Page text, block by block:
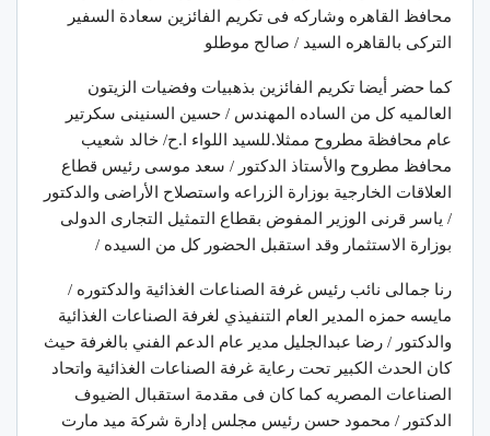
محافظ القاهره وشاركه فى تكريم الفائزين سعادة السفير
التركى بالقاهره السيد / صالح موطلو
كما حضر أيضا تكريم الفائزين بذهبيات وفضيات الزيتون
العالميه كل من الساده المهندس / حسين السنينى سكرتير
عام محافظة مطروح ممثلا.للسيد اللواء ا.ح/ خالد شعيب
محافظ مطروح والأستاذ الدكتور / سعد موسى رئيس قطاع
العلاقات الخارجية بوزارة الزراعه واستصلاح الأراضى والدكتور
/ ياسر قرنى الوزير المفوض بقطاع التمثيل التجارى الدولى
بوزارة الاستثمار وقد استقبل الحضور كل من السيده /
رنا جمالى نائب رئيس غرفة الصناعات الغذائية والدكتوره /
مايسه حمزه المدير العام التنفيذي لغرفة الصناعات الغذائية
والدكتور / رضا عبدالجليل مدير عام الدعم الفني بالغرفة حيث
كان الحدث الكبير تحت رعاية غرفة الصناعات الغذائية واتحاد
الصناعات المصريه كما كان فى مقدمة استقبال الضيوف
الدكتور / محمود حسن رئيس مجلس إدارة شركة ميد مارت